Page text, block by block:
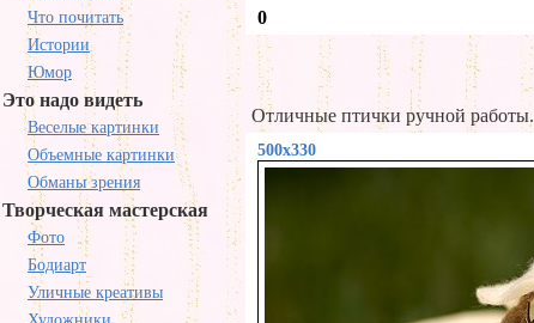
Что почитать
Истории
Юмор
Это надо видеть
Веселые картинки
Объемные картинки
Обманы зрения
Творческая мастерская
Фото
Бодиарт
Уличные креативы
0
Отличные птички ручной работы.
500x330